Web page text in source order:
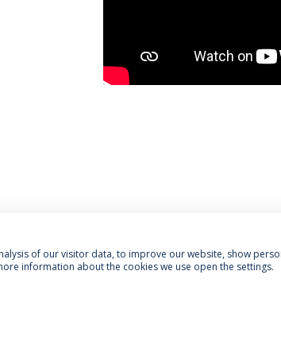
of our visitor data, to improve our website, show
information about the cookies we use open the settings.